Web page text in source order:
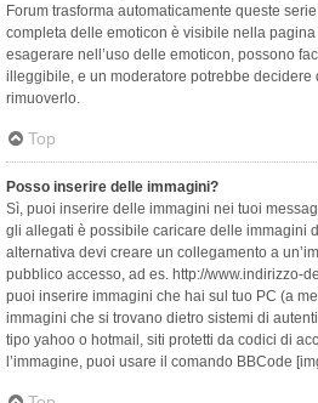
Forum trasforma automaticamente queste
completa delle emoticon è visibile nella
esagerare nell’uso delle emoticon, possono
illeggibile, e un moderatore potrebbe decidere
rimuoverlo.
Top
Posso inserire delle immagini?
Sì, puoi inserire delle immagini nei tuoi
gli allegati è possibile caricare delle immagini
alternativa devi creare un collegamento a
pubblico accesso, ad es. http://www.indirizzo-
puoi inserire immagini che hai sul tuo PC (a
immagini che si trovano dietro sistemi di
tipo yahoo o hotmail, siti protetti da codici di
l’immagine, puoi usare il comando BBCode